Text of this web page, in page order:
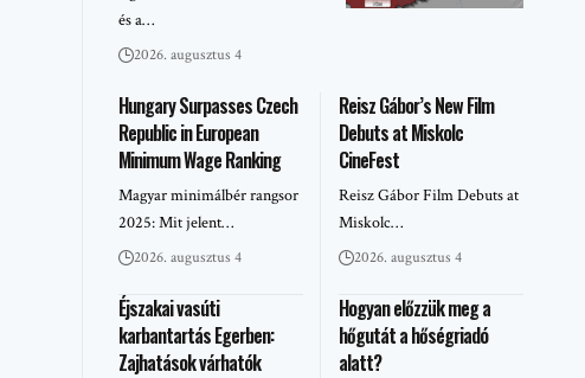
és a…
2026. augusztus 4
Hungary Surpasses Czech
Republic in European
Minimum Wage Ranking
Magyar minimálbér rangsor
2025: Mit jelent…
2026. augusztus 4
Reisz Gábor’s New Film
Debuts at Miskolc
CineFest
Reisz Gábor Film Debuts at
Miskolc…
2026. augusztus 4
Éjszakai vasúti
karbantartás Egerben:
Zajhatások várhatók
Hogyan előzzük meg a
hőgutát a hőségriadó
alatt?